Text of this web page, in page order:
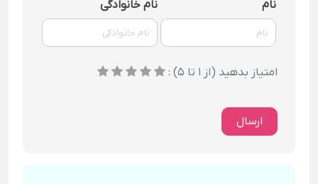
نام نام خانوادگی
امتیاز بدهید (از 1 تا 5) :
ارسال